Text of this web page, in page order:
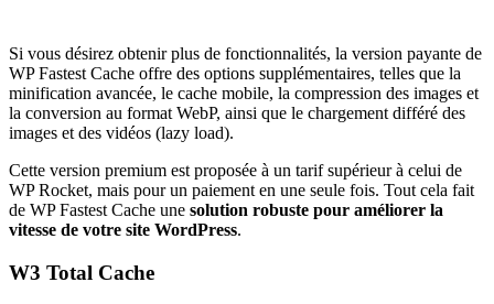
Si vous désirez obtenir plus de fonctionnalités, la version payante de
WP Fastest Cache offre des options supplémentaires, telles que la
minification avancée, le cache mobile, la compression des images et
la conversion au format WebP, ainsi que le chargement différé des
images et des vidéos (lazy load).
Cette version premium est proposée à un tarif supérieur à celui de
WP Rocket, mais pour un paiement en une seule fois. Tout cela fait
de WP Fastest Cache une solution robuste pour améliorer la
vitesse de votre site WordPress.
W3 Total Cache